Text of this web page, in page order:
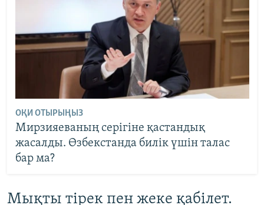
ОҚИ ОТЫРЫҢЫЗ
Мирзияеваның серігіне қастандық
жасалды. Өзбекстанда билік үшін талас
бар ма?
Мықты тірек пен жеке қабілет.